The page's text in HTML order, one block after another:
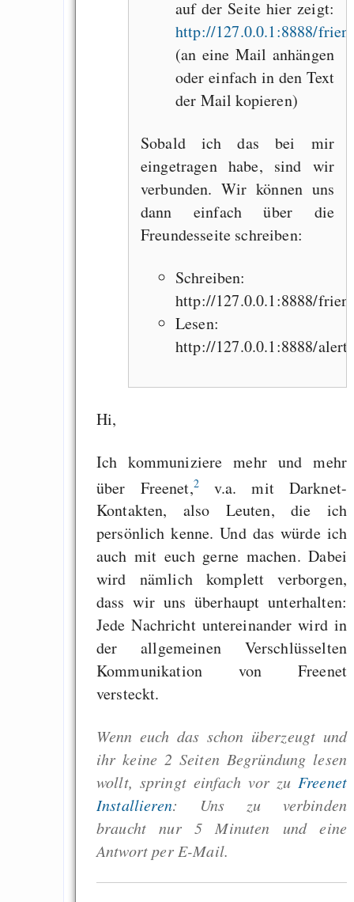
auf der Seite hier zeigt:
http://127.0.0.1:8888/
(an eine Mail anhängen
oder einfach in den Text
der Mail kopieren)
Sobald ich das bei mir
eingetragen habe, sind wir
verbunden. Wir können uns
dann einfach über die
Freundesseite schreiben:
Schreiben:
http://127.0.0.1:8888/
Lesen:
http://127.0.0.1:8888/
Hi,
Ich kommuniziere mehr und mehr
über Freenet,2v.a. mit Darknet-
Kontakten, also Leuten, die ich
persönlich kenne. Und das würde ich
auch mit euch gerne machen. Dabei
wird nämlich komplett verborgen,
dass wir uns überhaupt unterhalten:
Jede Nachricht untereinander wird in
der allgemeinen Verschlüsselten
Kommunikation von Freenet
versteckt.
Wenn euch das schon überzeugt und
ihr keine 2 Seiten Begründung lesen
wollt, springt einfach vor zu Freenet
Installieren: Uns zu verbinden
braucht nur 5 Minuten und eine
Antwort per E-Mail.